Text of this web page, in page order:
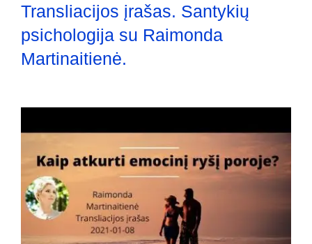
Transliacijos įrašas. Santykių
psichologija su Raimonda
Martinaitienė.